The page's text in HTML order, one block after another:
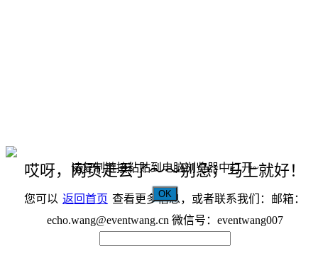
哎呀，网页走丢了～～别急，马上就好！
您可以 返回首页 查看更多信息，或者联系我们：邮箱：
echo.wang@eventwang.cn 微信号：eventwang007
请复制链接粘贴到电脑浏览器中打开~
OK